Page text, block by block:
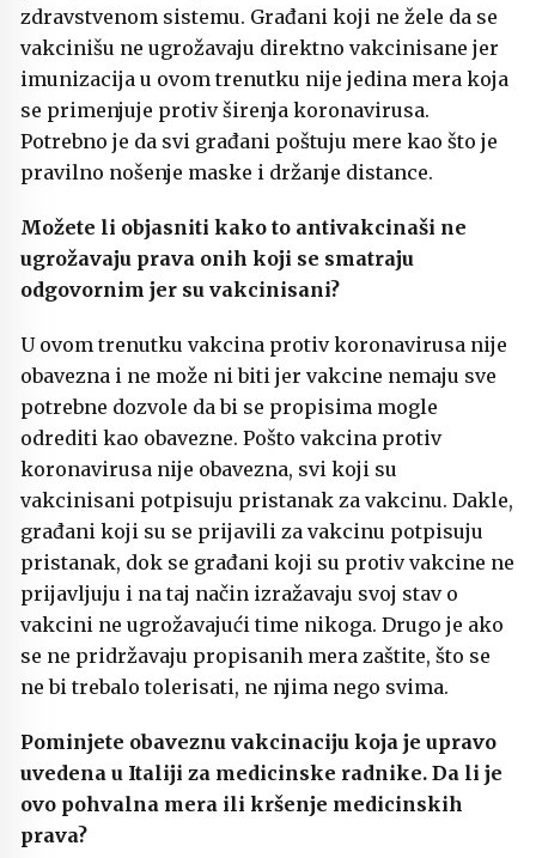
zdravstvenom sistemu. Građani koji ne žele da se
vakcinišu ne ugrožavaju direktno vakcinisane jer
imunizacija u ovom trenutku nije jedina mera koja
se primenjuje protiv širenja koronavirusa.
Potrebno je da svi građani poštuju mere kao što je
pravilno nošenje maske i držanje distance.
Možete li objasniti kako to antivakcinaši ne
ugrožavaju prava onih koji se smatraju
odgovornim jer su vakcinisani?
U ovom trenutku vakcina protiv koronavirusa nije
obavezna i ne može ni biti jer vakcine nemaju sve
potrebne dozvole da bi se propisima mogle
odrediti kao obavezne. Pošto vakcina protiv
koronavirusa nije obavezna, svi koji su
vakcinisani potpisuju pristanak za vakcinu. Dakle,
građani koji su se prijavili za vakcinu potpisuju
pristanak, dok se građani koji su protiv vakcine ne
prijavljuju i na taj način izražavaju svoj stav o
vakcini ne ugrožavajući time nikoga. Drugo je ako
se ne pridržavaju propisanih mera zaštite, što se
ne bi trebalo tolerisati, ne njima nego svima.
Pominjete obaveznu vakcinaciju koja je upravo
uvedena u Italiji za medicinske radnike. Da li je
ovo pohvalna mera ili kršenje medicinskih
prava?